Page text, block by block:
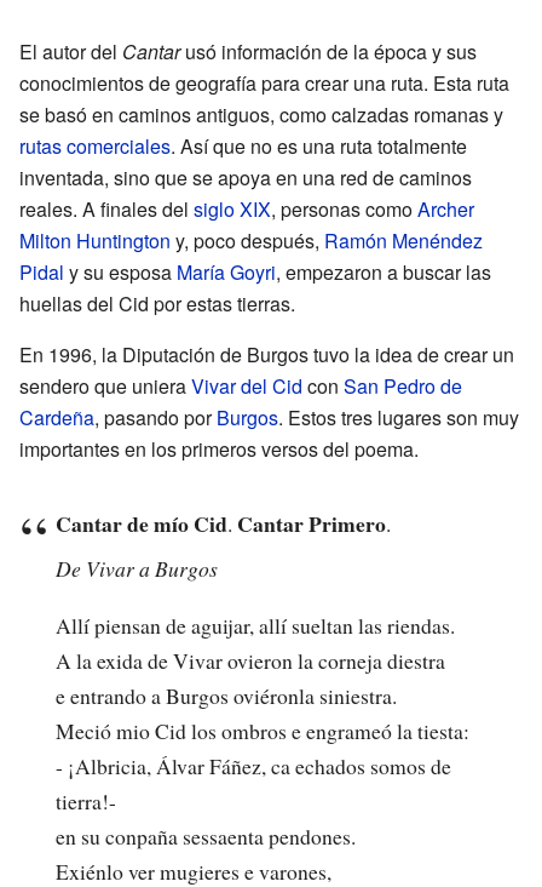
El autor del Cantarusó información de la época y sus
conocimientos de geografía para crear una ruta. Esta ruta
se basó en caminos antiguos, como calzadas romanas y
rutas comerciales. Así que no es una ruta totalmente
inventada, sino que se apoya en una red de caminos
reales. A finales del siglo XIX, personas comoArcher
Milton Huntington y, poco después, Ramón Menéndez
Pidal y su esposa María Goyri, empezaron a buscar las
huellas del Cid por estas tierras.
En 1996, la Diputación de Burgos tuvo la idea de crear un
sendero que unieraVivar del Cid con San Pedro de
Cardeña, pasando porBurgos. Estos tres lugares son muy
importantes en los primeros versos del poema.
Cantar de mío Cid. Cantar Primero.
De Vivar a Burgos
Allí piensan de aguijar, allí sueltan las riendas.
A la exida de Vivar ovieron la corneja diestra
e entrando a Burgos oviéronla siniestra.
Meció mio Cid los ombros e engrameó la tiesta:
- ¡Albricia, Álvar Fáñez, ca echados somos de
tierra!-
en su conpaña sessaenta pendones.
Exiénlo ver mugieres e varones,